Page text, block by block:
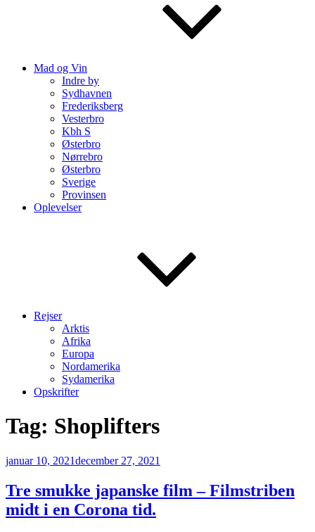
Mad og Vin
Indre by
Sydhavnen
Frederiksberg
Vesterbro
Kbh S
Østerbro
Nørrebro
Østerbro
Sverige
Provinsen
Oplevelser
Rejser
Arktis
Afrika
Europa
Nordamerika
Sydamerika
Opskrifter
Tag: Shoplifters
Udgivet
januar 10, 2021december 27, 2021
Tre smukke japanske film – Filmstriben
midt i en Corona tid.